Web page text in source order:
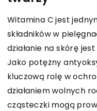
Witamina C jest
składników w
działanie na skórę
Jako potężny
kluczową rolę w
działaniem wolnych
cząsteczki mogą